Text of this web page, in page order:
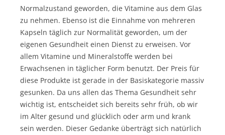
Normalzustand geworden, die Vitamine aus dem Glas
zu nehmen. Ebenso ist die Einnahme von mehreren
Kapseln täglich zur Normalität geworden, um der
eigenen Gesundheit einen Dienst zu erweisen. Vor
allem Vitamine und Mineralstoffe werden bei
Erwachsenen in täglicher Form benutzt. Der Preis für
diese Produkte ist gerade in der Basiskategorie massiv
gesunken. Da uns allen das Thema Gesundheit sehr
wichtig ist, entscheidet sich bereits sehr früh, ob wir
im Alter gesund und glücklich oder arm und krank
sein werden. Dieser Gedanke überträgt sich natürlich